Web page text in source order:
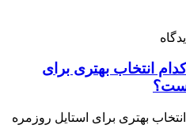
انتخاب بهتری برای
بهتری برای استایل روزمره